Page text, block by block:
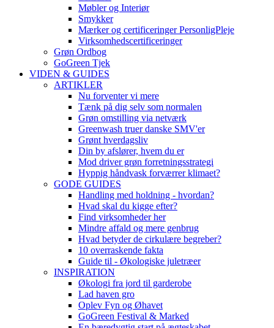
Møbler og Interiør
Smykker
Mærker og certificeringer PersonligPleje
Virksomhedscertificeringer
Grøn Ordbog
GoGreen Tjek
VIDEN & GUIDES
ARTIKLER
Nu forventer vi mere
Tænk på dig selv som normalen
Grøn omstilling via netværk
Greenwash truer danske SMV'er
Grønt hverdagsliv
Din by afslører, hvem du er
Mod driver grøn forretningsstrategi
Hyppig håndvask forværrer klimaet?
GODE GUIDES
Handling med holdning - hvordan?
Hvad skal du kigge efter?
Find virksomheder her
Mindre affald og mere genbrug
Hvad betyder de cirkulære begreber?
10 overraskende fakta
Guide til - Økologiske juletræer
INSPIRATION
Økologi fra jord til garderobe
Lad haven gro
Oplev Fyn og Øhavet
GoGreen Festival & Marked